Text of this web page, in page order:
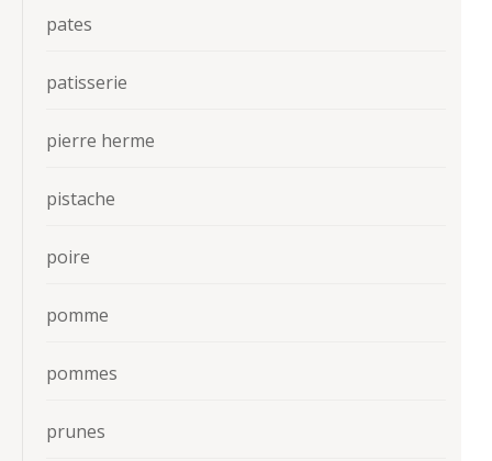
pates
patisserie
pierre herme
pistache
poire
pomme
pommes
prunes